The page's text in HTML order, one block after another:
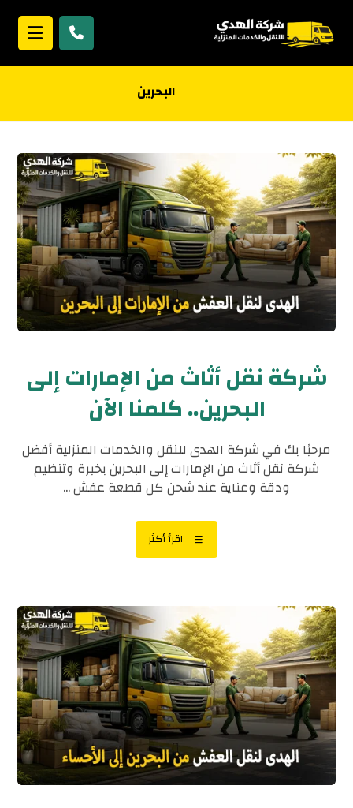
البحرين
شركة نقل أثاث من الإمارات إلى
البحرين.. كلمنا الآن
مرحبًا بك في شركة الهدى للنقل والخدمات المنزلية أفضل
شركة نقل أثاث من الإمارات إلى البحرين بخبرة وتنظيم
ودقة وعناية عند شحن كل قطعة عفش ...
اقرأ أكثر